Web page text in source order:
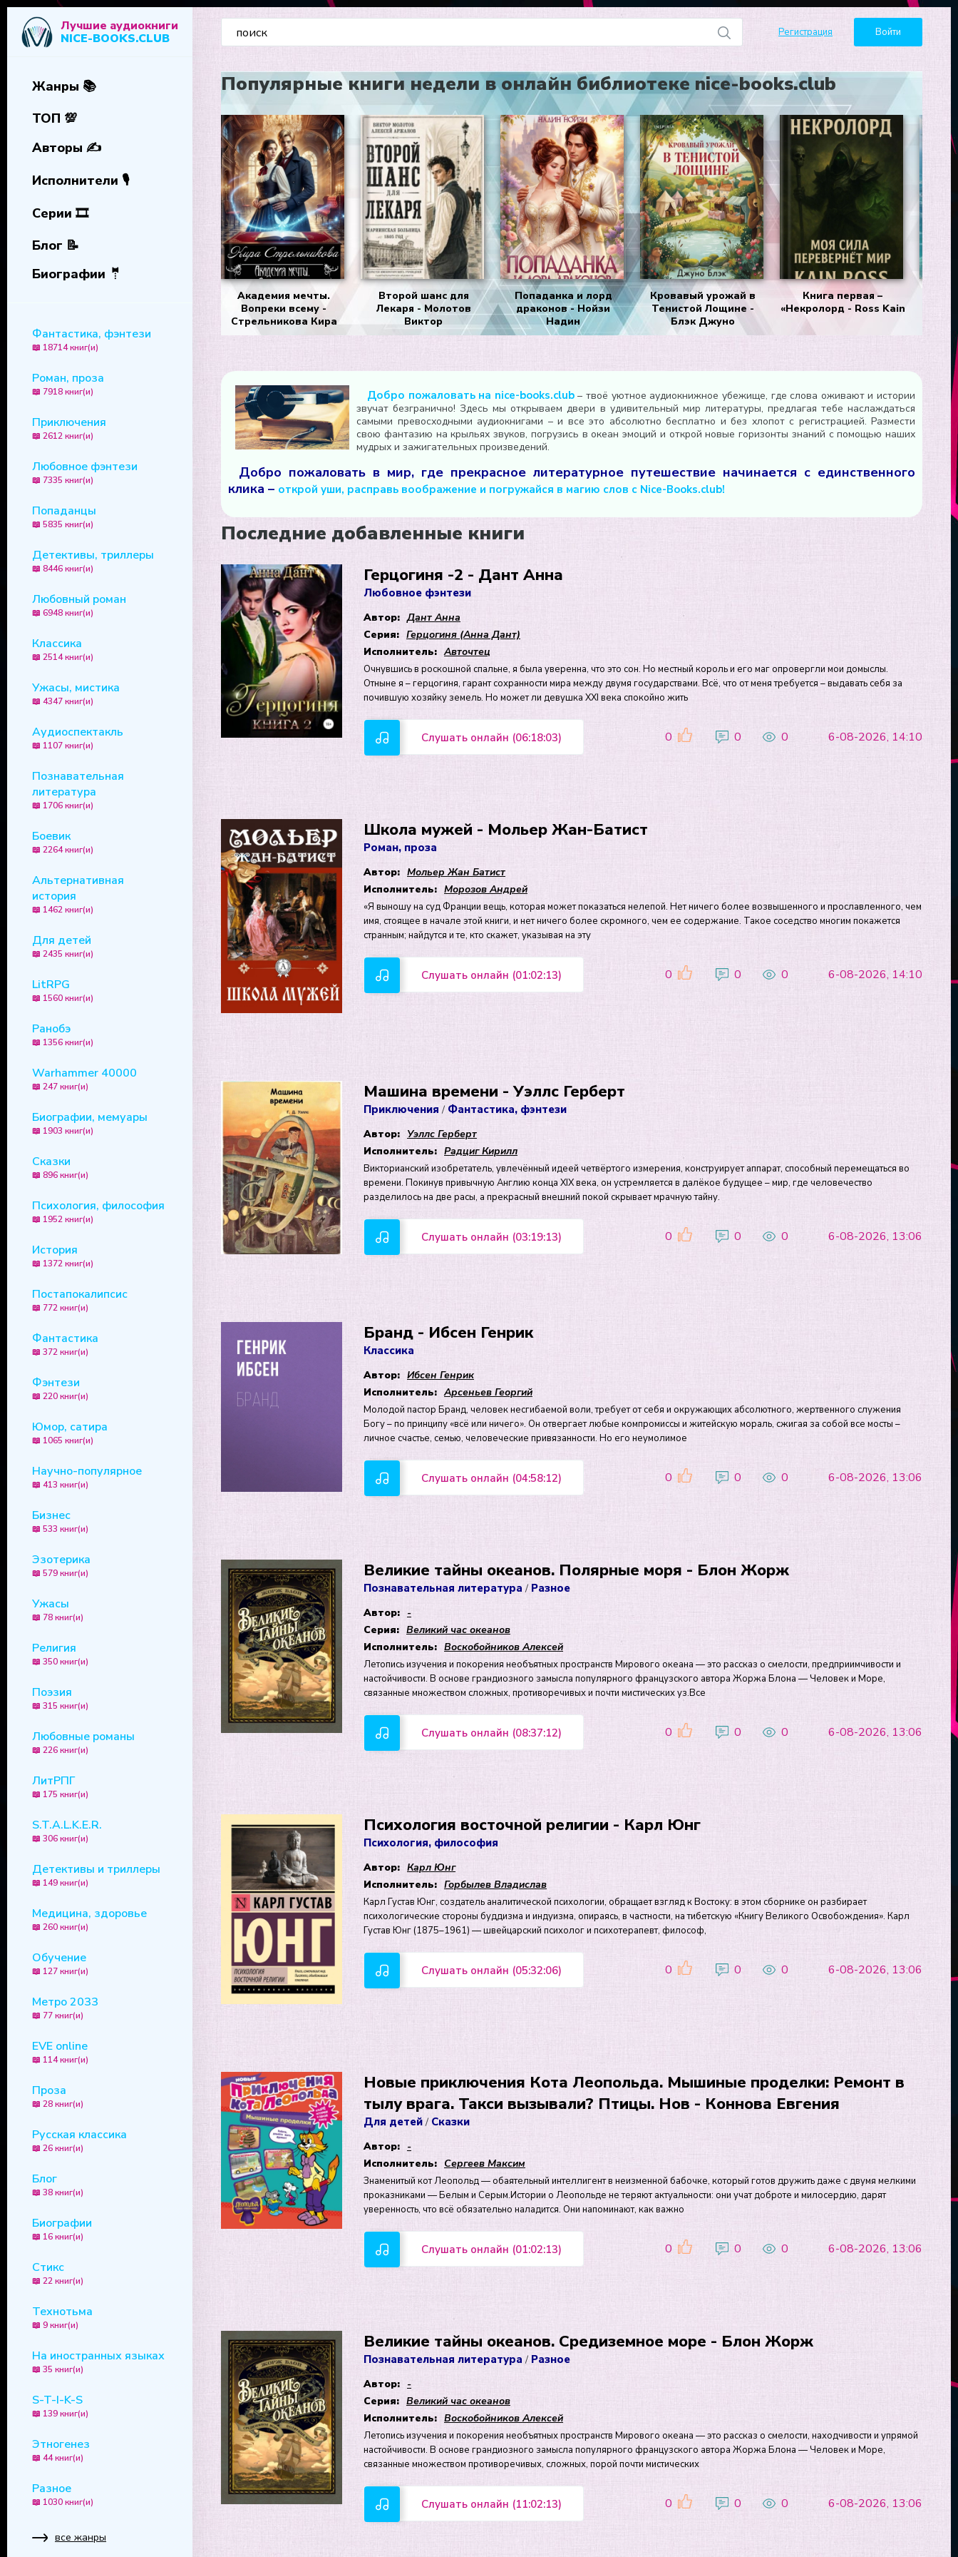
Лучшие аудиокниги
NICE-BOOKS.CLUB
Регистрация Войти
Жанры 📚
ТОП 💯
Авторы ✍️
Исполнители 🎙️
Серии 🎞️
Блог 📝
Биографии 🤵
Фантастика, фэнтези
📖 18714 книг(и)
Роман, проза
📖 7918 книг(и)
Приключения
📖 2612 книг(и)
Любовное фэнтези
📖 7335 книг(и)
Попаданцы
📖 5835 книг(и)
Детективы, триллеры
📖 8446 книг(и)
Любовный роман
📖 6948 книг(и)
Классика
📖 2514 книг(и)
Ужасы, мистика
📖 4347 книг(и)
Аудиоспектакль
📖 1107 книг(и)
Познавательная
литература
📖 1706 книг(и)
Боевик
📖 2264 книг(и)
Альтернативная
история
📖 1462 книг(и)
Для детей
📖 2435 книг(и)
LitRPG
📖 1560 книг(и)
Ранобэ
📖 1356 книг(и)
Warhammer 40000
📖 247 книг(и)
Биографии, мемуары
📖 1903 книг(и)
Сказки
📖 896 книг(и)
Психология, философия
📖 1952 книг(и)
История
📖 1372 книг(и)
Постапокалипсис
📖 772 книг(и)
Фантастика
📖 372 книг(и)
Фэнтези
📖 220 книг(и)
Юмор, сатира
📖 1065 книг(и)
Научно-популярное
📖 413 книг(и)
Бизнес
📖 533 книг(и)
Эзотерика
📖 579 книг(и)
Ужасы
📖 78 книг(и)
Религия
📖 350 книг(и)
Поэзия
📖 315 книг(и)
Любовные романы
📖 226 книг(и)
ЛитРПГ
📖 175 книг(и)
S.T.A.L.K.E.R.
📖 306 книг(и)
Детективы и триллеры
📖 149 книг(и)
Медицина, здоровье
📖 260 книг(и)
Обучение
📖 127 книг(и)
Метро 2033
📖 77 книг(и)
EVE online
📖 114 книг(и)
Проза
📖 28 книг(и)
Русская классика
📖 26 книг(и)
Блог
📖 38 книг(и)
Биографии
📖 16 книг(и)
Стикс
📖 22 книг(и)
Технотьма
📖 9 книг(и)
На иностранных языках
📖 35 книг(и)
S-T-I-K-S
📖 139 книг(и)
Этногенез
📖 44 книг(и)
Разное
📖 1030 книг(и)
все жанры
Популярные книги недели в онлайн библиотеке nice-books.club
Академия мечты.
Вопреки всему -
Стрельникова Кира
Второй шанс для
Лекаря - Молотов
Виктор
Попаданка и лорд
драконов - Нойзи
Надин
Кровавый урожай в
Тенистой Лощине -
Блэк Джуно
Книга первая –
«Некролорд - Ross Kain
Добро пожаловать на nice-books.club– твоё уютное аудиокнижное убежище, где слова оживают и истории
звучат безгранично! Здесь мы открываем двери в удивительный мир литературы, предлагая тебе наслаждаться
самыми превосходными аудиокнигами – и все это абсолютно бесплатно и без хлопот с регистрацией. Размести
свою фантазию на крыльях звуков, погрузись в океан эмоций и открой новые горизонты знаний с помощью наших
мудрых и зажигательных произведений.
Добро пожаловать в мир, где прекрасное литературное путешествие начинается с единственного
клика – открой уши, расправь воображение и погружайся в магию слов с Nice-Books.club!
Последние добавленные книги
Герцогиня -2 - Дант Анна
Любовное фэнтези
Автор: Дант Анна
Серия: Герцогиня (Анна Дант)
Исполнитель: Авточтец
Очнувшись в роскошной спальне, я была уверенна, что это сон. Но местный король и его маг опровергли мои домыслы.
Отныне я – герцогиня, гарант сохранности мира между двумя государствами. Всё, что от меня требуется – выдавать себя за
почившую хозяйку земель. Но может ли девушка XXI века спокойно жить
Слушать онлайн (06:18:03) 0 0 0 6-08-2026, 14:10
Школа мужей - Мольер Жан-Батист
Роман, проза
Автор: Мольер Жан Батист
Исполнитель: Морозов Андрей
«Я выношу на суд Франции вещь, которая может показаться нелепой. Нет ничего более возвышенного и прославленного, чем
имя, стоящее в начале этой книги, и нет ничего более скромного, чем ее содержание. Такое соседство многим покажется
странным; найдутся и те, кто скажет, указывая на эту
Слушать онлайн (01:02:13) 0 0 0 6-08-2026, 14:10
Машина времени - Уэллс Герберт
Приключения / Фантастика, фэнтези
Автор: Уэллс Герберт
Исполнитель: Радциг Кирилл
Викторианский изобретатель, увлечённый идеей четвёртого измерения, конструирует аппарат, способный перемещаться во
времени. Покинув привычную Англию конца XIX века, он устремляется в далёкое будущее – мир, где человечество
разделилось на две расы, а прекрасный внешний покой скрывает мрачную тайну.
Слушать онлайн (03:19:13) 0 0 0 6-08-2026, 13:06
Бранд - Ибсен Генрик
Классика
Автор: Ибсен Генрик
Исполнитель: Арсеньев Георгий
Молодой пастор Бранд, человек несгибаемой воли, требует от себя и окружающих абсолютного, жертвенного служения
Богу – по принципу «всё или ничего». Он отвергает любые компромиссы и житейскую мораль, сжигая за собой все мосты –
личное счастье, семью, человеческие привязанности. Но его неумолимое
Слушать онлайн (04:58:12) 0 0 0 6-08-2026, 13:06
Великие тайны океанов. Полярные моря - Блон Жорж
Познавательная литература / Разное
Автор: -
Серия: Великий час океанов
Исполнитель: Воскобойников Алексей
Летопись изучения и покорения необъятных пространств Мирового океана — это рассказ о смелости, предприимчивости и
настойчивости. В основе грандиозного замысла популярного французского автора Жоржа Блона — Человек и Море,
связанные множеством сложных, противоречивых и почти мистических уз.Все
Слушать онлайн (08:37:12) 0 0 0 6-08-2026, 13:06
Психология восточной религии - Карл Юнг
Психология, философия
Автор: Карл Юнг
Исполнитель: Горбылев Владислав
Карл Густав Юнг, создатель аналитической психологии, обращает взгляд к Востоку: в этом сборнике он разбирает
психологические стороны буддизма и индуизма, опираясь, в частности, на тибетскую «Книгу Великого Освобождения». Карл
Густав Юнг (1875–1961) — швейцарский психолог и психотерапевт, философ,
Слушать онлайн (05:32:06) 0 0 0 6-08-2026, 13:06
Новые приключения Кота Леопольда. Мышиные проделки: Ремонт в
тылу врага. Такси вызывали? Птицы. Нов - Коннова Евгения
Для детей/ Сказки
Автор: -
Исполнитель: Сергеев Максим
Знаменитый кот Леопольд — обаятельный интеллигент в неизменной бабочке, который готов дружить даже с двумя мелкими
проказниками — Белым и Серым.Истории о Леопольде не теряют актуальности: они учат доброте и милосердию, дарят
уверенность, что всё обязательно наладится. Они напоминают, как важно
Слушать онлайн (01:02:13) 0 0 0 6-08-2026, 13:06
Великие тайны океанов. Средиземное море - Блон Жорж
Познавательная литература / Разное
Автор: -
Серия: Великий час океанов
Исполнитель: Воскобойников Алексей
Летопись изучения и покорения необъятных пространств Мирового океана — это рассказ о смелости, находчивости и упрямой
настойчивости. В основе грандиозного замысла популярного французского автора Жоржа Блона — Человек и Море,
связанные множеством противоречивых, сложных, порой почти мистических
Слушать онлайн (11:02:13) 0 0 0 6-08-2026, 13:06